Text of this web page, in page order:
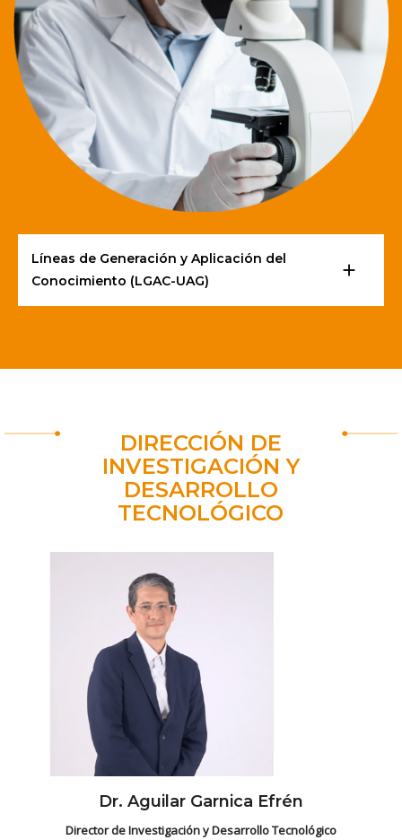
Líneas de Generación y Aplicación del
Conocimiento (LGAC-UAG)
add
DIRECCIÓN DE
INVESTIGACIÓN Y
DESARROLLO
TECNOLÓGICO
Dr. Aguilar Garnica Efrén
Director de Investigación y Desarrollo Tecnológico